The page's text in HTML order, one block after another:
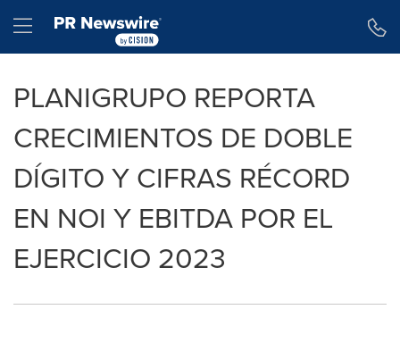
Hamburger menu
PLANIGRUPO REPORTA
CRECIMIENTOS DE DOBLE
DÍGITO Y CIFRAS RÉCORD
EN NOI Y EBITDA POR EL
EJERCICIO 2023